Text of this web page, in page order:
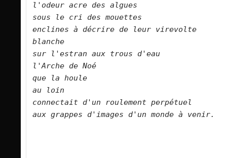
l'odeur acre des algues
sous le cri des mouettes
enclines à décrire de leur virevolte
blanche
sur l'estran aux trous d'eau
l'Arche de Noé
que la houle
au loin
connectait d'un roulement perpétuel
aux grappes d'images d'un monde à